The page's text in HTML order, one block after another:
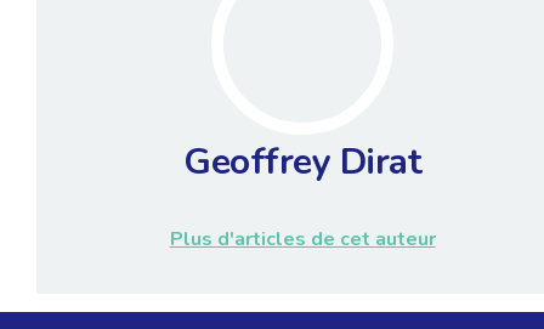
Geoffrey Dirat
Plus d'articles de cet auteur